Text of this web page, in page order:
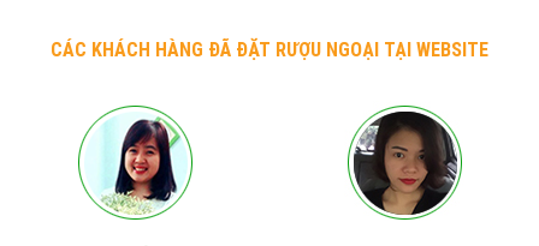
CÁC KHÁCH HÀNG ĐÃ ĐẶT RƯỢU NGOẠI TẠI WEBSITE